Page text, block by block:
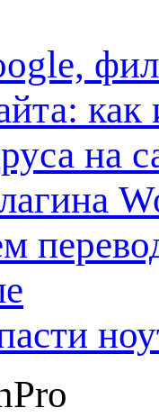
как
на